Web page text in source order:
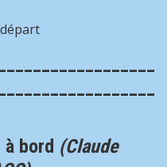
bord (Claude